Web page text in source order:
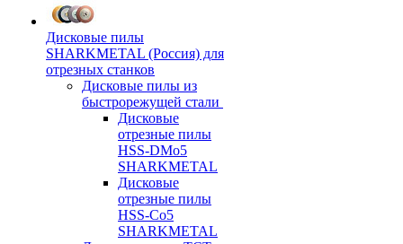
Дисковые пилы
SHARKMETAL (Россия) для
отрезных станков
Дисковые пилы из
быстрорежущей стали
Дисковые
отрезные пилы
HSS-DMo5
SHARKMETAL
Дисковые
отрезные пилы
HSS-Co5
SHARKMETAL